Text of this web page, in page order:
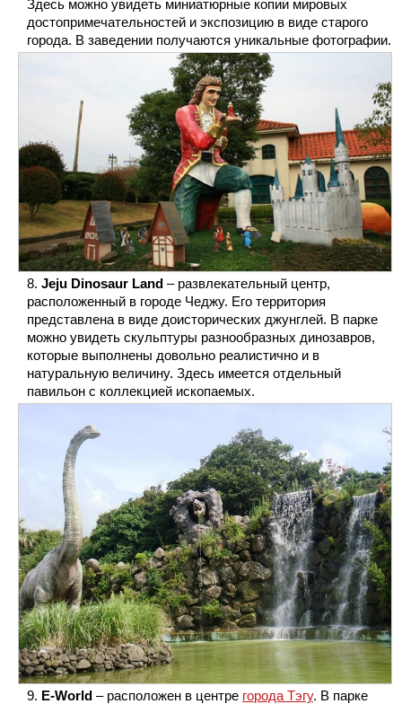
Здесь можно увидеть миниатюрные копии мировых
достопримечательностей и экспозицию в виде старого
города. В заведении получаются уникальные фотографии.
Jeju Dinosaur Land – развлекательный центр,
расположенный в городе Чеджу. Его территория
представлена в виде доисторических джунглей. В парке
можно увидеть скульптуры разнообразных динозавров,
которые выполнены довольно реалистично и в
натуральную величину. Здесь имеется отдельный
павильон с коллекцией ископаемых.
E-World – расположен в центре города Тэгу. В парке